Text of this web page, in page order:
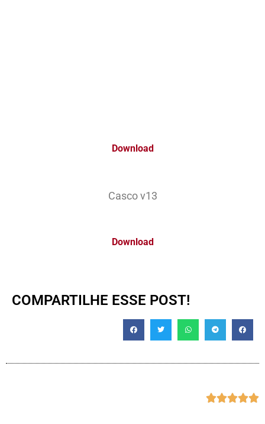
Download
Casco v13
Download
COMPARTILHE ESSE POST!
